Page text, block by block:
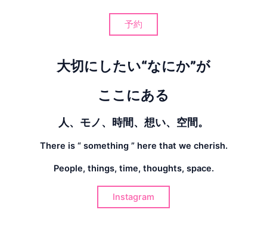
予約
大切にしたい“なにか”が
ここにある
人、モノ、時間、想い、空間。
There is “ something ” here that we cherish.
People, things, time, thoughts, space.
Instagram